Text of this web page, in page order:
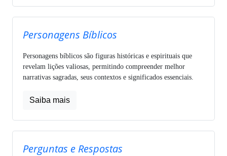
Personagens Bíblicos
Personagens bíblicos são figuras históricas e espirituais que
revelam lições valiosas, permitindo compreender melhor
narrativas sagradas, seus contextos e significados essenciais.
Saiba mais
Perguntas e Respostas